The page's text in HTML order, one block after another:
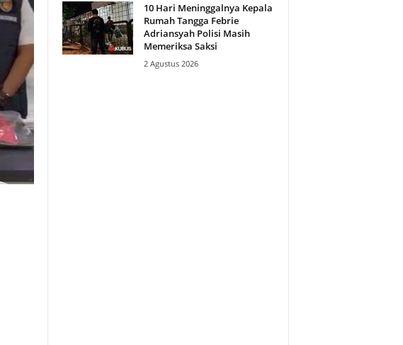
10 Hari Meninggalnya Kepala
Rumah Tangga Febrie
Adriansyah Polisi Masih
Memeriksa Saksi
2 Agustus 2026